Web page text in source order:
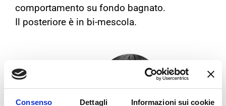
Consenso Dettagli Informazioni sui cookie
comportamento su fondo bagnato.
Il posteriore è in bi-mescola.